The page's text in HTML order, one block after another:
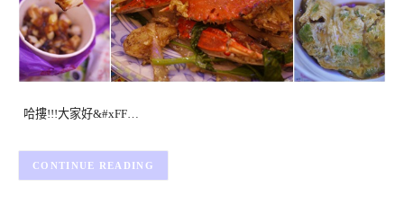
哈摟!!!大家好&#xFF…
CONTINUE READING